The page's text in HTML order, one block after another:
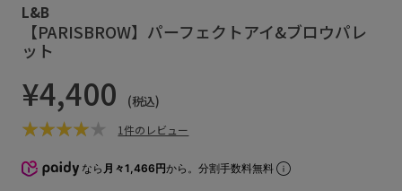
L&B
【PARISBROW】パーフェクトアイ&ブロウパレ
ット
¥4,400 (税込)
1件のレビュー
なら 月々1,466円から。分割手数料無料